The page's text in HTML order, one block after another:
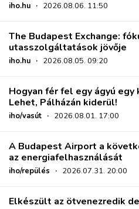
iho.hu · 2026.08.06. 11:50
The Budapest Exchange:
utasszolgáltatások jövője
iho.hu · 2026.08.05. 09:20
Hogyan fér fel egy ágyú egy
Lehet, Pálházán kiderül!
iho/vasút · 2026.08.01. 17:00
A Budapest Airport a
az energiafelhasználását
iho/repülés · 2026.07.31. 20:00
Elkészült az ötvenezredik